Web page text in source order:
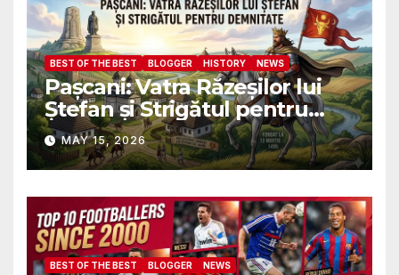
BEST OF THE BEST BLOGGER HISTORY NEWS
Pașcani: Vatra Răzeșilor lui
Ștefan și Strigătul pentru
Demnitate în Fața
Amalgamării
MAY 15, 2026
BEST OF THE BEST BLOGGER NEWS